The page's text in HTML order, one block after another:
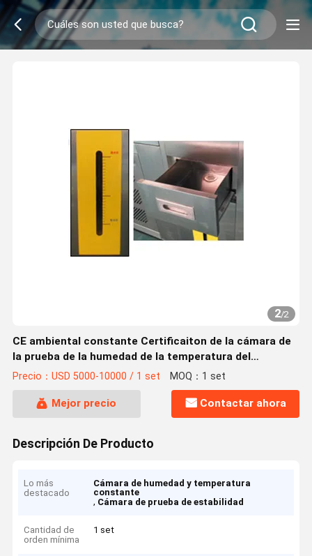
2/2
CE ambiental constante Certificaiton de la cámara de
la prueba de la humedad de la temperatura del
laboratorio 1000L
Precio：USD 5000-10000 / 1 set MOQ：1 set
Mejor precio Contactar ahora
Descripción De Producto
Lo más
destacado
Cámara de humedad y temperatura
constante
, Cámara de prueba de estabilidad
Cantidad de
orden mínima
1 set